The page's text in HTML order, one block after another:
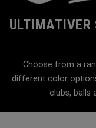
ULTIMATIVER
Choose from a
different color
clubs, balls